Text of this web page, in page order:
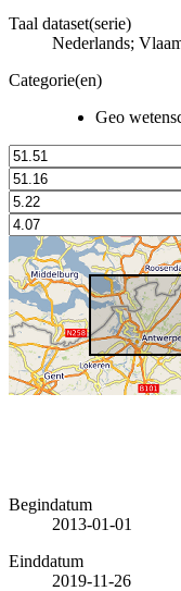
Taal dataset(serie)
Nederlands;
Categorie(en)
Geo
Begindatum
2013-01-01
Einddatum
2019-11-26